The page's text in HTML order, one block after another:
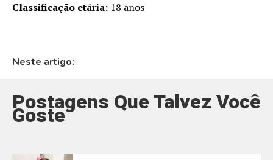
Classificação etária: 18 anos
Neste artigo:
Postagens Que Talvez Você
Goste